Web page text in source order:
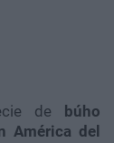
de
búho
América del